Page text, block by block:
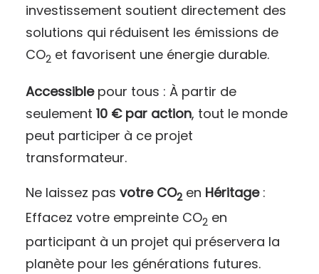
investissement soutient directement des
solutions qui réduisent les émissions de
CO2 et favorisent une énergie durable.
Accessiblepour tous : À partir de
seulement 10 € par action, tout le monde
peut participer à ce projet
transformateur.
Ne laissez pas votre CO2en Héritage:
Effacez votre empreinte CO2 en
participant à un projet qui préservera la
planète pour les générations futures.